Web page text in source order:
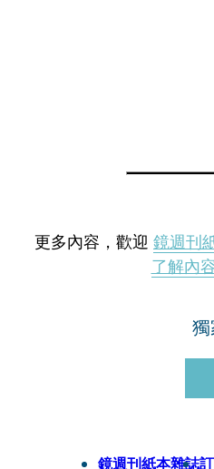
更多內容，歡迎 鏡週刊
了解內
鏡週刊紙本雜誌